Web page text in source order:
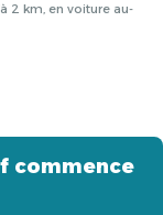
2 km, en voiture au-
commence